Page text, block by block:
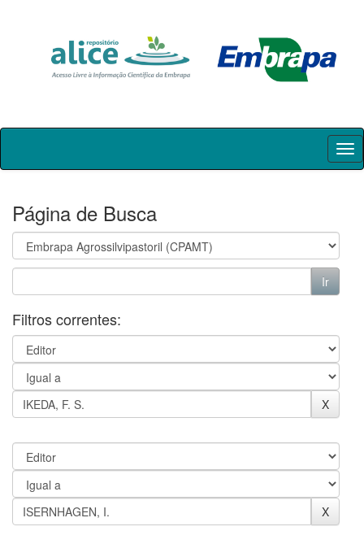
Skip
Página de Busca
Filtros correntes: